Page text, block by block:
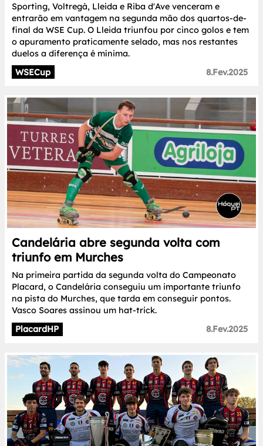
Sporting, Voltregà, Lleida e Riba d'Ave venceram e
entrarão em vantagem na segunda mão dos quartos-de-
final da WSE Cup. O Lleida triunfou por cinco golos e tem
o apuramento praticamente selado, mas nos restantes
duelos a diferença é mínima.
WSECup
8.Fev.2025
Candelária abre segunda volta com
triunfo em Murches
Na primeira partida da segunda volta do Campeonato
Placard, o Candelária conseguiu um importante triunfo
na pista do Murches, que tarda em conseguir pontos.
Vasco Soares assinou um hat-trick.
PlacardHP
8.Fev.2025